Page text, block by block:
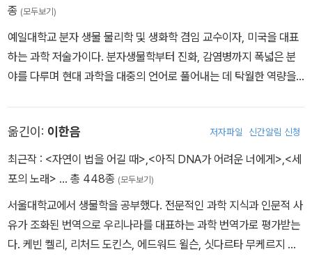
종 (모두보기)
예일대학교 분자 생물 물리학 및 생화학 겸임 교수이자, 미국을 대표
하는 과학 저술가이다. 분자생물학부터 진화, 감염병까지 폭넓은 분
야를 다루며 현대 과학을 대중의 언어로 풀어내는 데 탁월한 역량을
《내셔널지오그래픽》 등 유수의 매체에 글을 기고했으며, 그의 글은
『미국 최고의 과학 저술』에 여러 차례 선정되었다. 《뉴욕타임스》가
“우리가 아는 가장 명민한 과학 저술가”라고 극찬한 짐머는 과학 저
뮤니케이션 상을 비롯해 미국 과학진흥협회 과학 저널리즘 상(3회),
과학 대중화에 기여한 개인에게 수여하는 스티븐 제이 굴드 상, 전미
과학작가협회 사회 저널리즘 과학상 등을 수상했으며, 《뉴욕타임스》
옮긴이: 이한음 저자파일 신간알림 신청
최근작 : <자연이 법을 어길 때>,<아직 DNA가 어려운 너에게>,<세
포의 노래> … 총 448종 (모두보기)
서울대학교에서 생물학을 공부했다. 전문적인 과학 지식과 인문적 사
유가 조화된 번역으로 우리나라를 대표하는 과학 번역가로 평가받는
다. 케빈 켈리, 리처드 도킨스, 에드워드 윌슨, 싯다르타 무케르지 등